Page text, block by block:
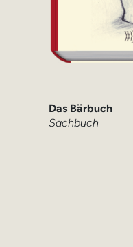
Das Bärbuch
Sachbuch